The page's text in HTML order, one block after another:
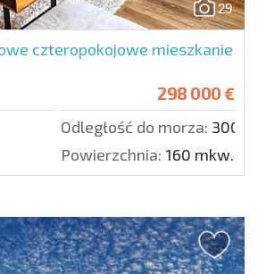
29
czteropokojowe mieszkanie
298 000 €
Odległość do morza: 300
Powierzchnia: 160 mkw.